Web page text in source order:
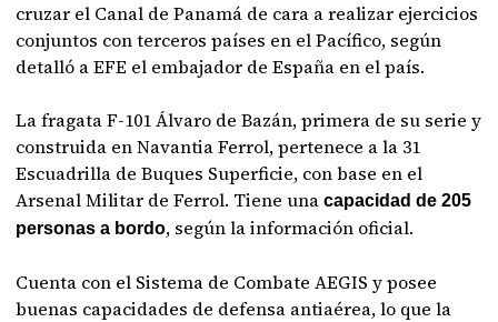
cruzar el Canal de Panamá de cara a realizar ejercicios
conjuntos con terceros países en el Pacífico, según
detalló a EFE el embajador de España en el país.
La fragata F-101 Álvaro de Bazán, primera de su serie y
construida en Navantia Ferrol, pertenece a la 31
Escuadrilla de Buques Superficie, con base en el
Arsenal Militar de Ferrol. Tiene unacapacidad de 205
personas a bordo, según la información oficial.
Cuenta con el Sistema de Combate AEGIS y posee
buenas capacidades de defensa antiaérea, lo que la